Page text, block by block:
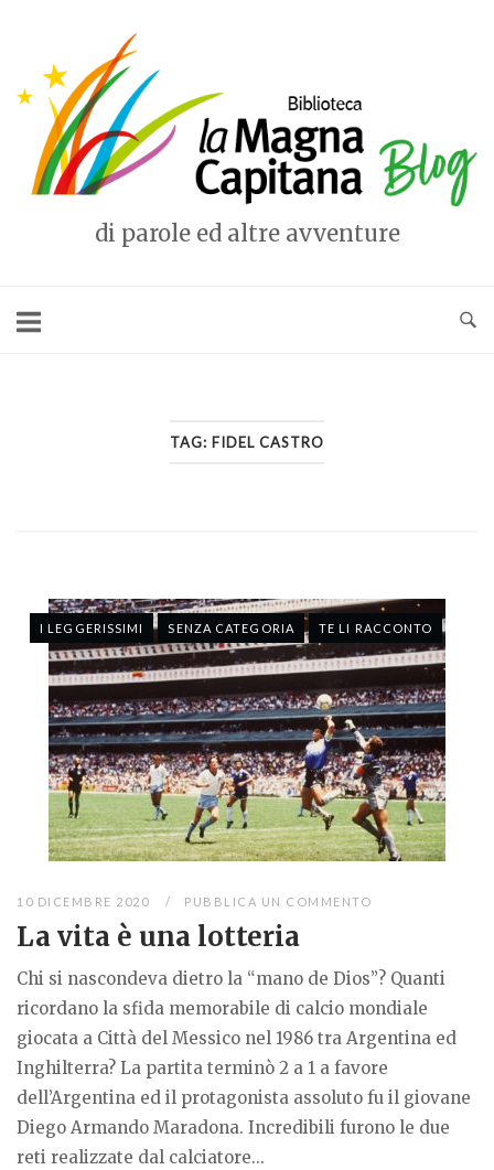
contenuto
di parole ed altre avventure
TAG: FIDEL CASTRO
I LEGGERISSIMI SENZA CATEGORIA TE LI RACCONTO
10 DICEMBRE 2020 PUBBLICA UN COMMENTO
La vita è una lotteria
Chi si nascondeva dietro la “mano de Dios”? Quanti
ricordano la sfida memorabile di calcio mondiale
giocata a Città del Messico nel 1986 tra Argentina ed
Inghilterra? La partita terminò 2 a 1 a favore
dell’Argentina ed il protagonista assoluto fu il giovane
Diego Armando Maradona. Incredibili furono le due
reti realizzate dal calciatore...